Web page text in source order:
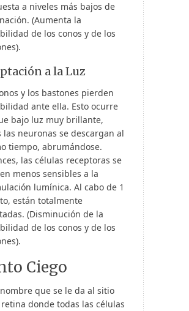
a niveles más bajos de
(Aumenta la
de los conos y de los
a la Luz
y los bastones pierden
ante ella. Esto ocurre
bajo luz muy brillante,
las neuronas se descargan al
tiempo, abrumándose.
las células receptoras se
menos sensibles a la
lumínica. Al cabo de 1
están totalmente
(Disminución de la
de los conos y de los
Ciego
que se le da al sitio
donde todas las células